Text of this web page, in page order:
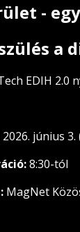
-
a
EDIH 2.0
2026. június 3.
8:30-tól
MagNet